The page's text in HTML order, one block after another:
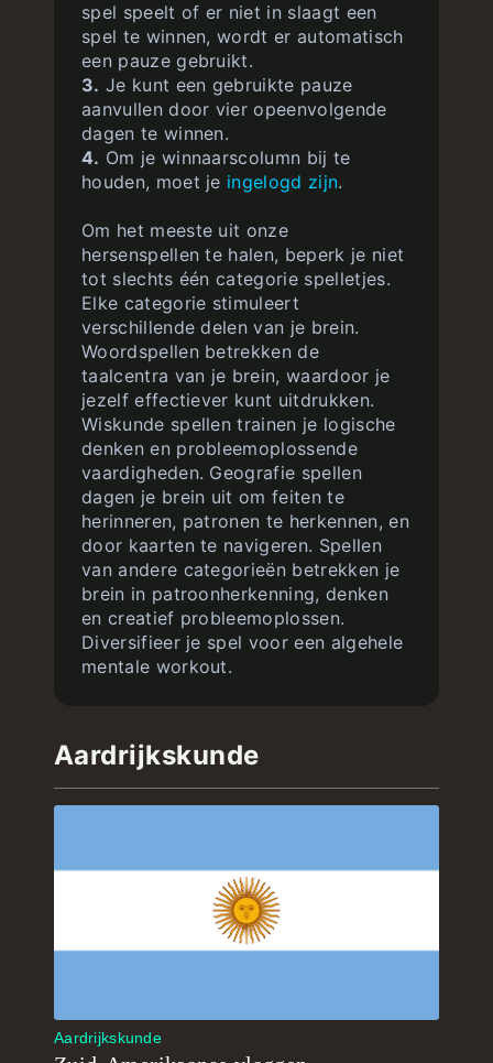
spel speelt of er niet in slaagt een
spel te winnen, wordt er automatisch
een pauze gebruikt.
3. Je kunt een gebruikte pauze
aanvullen door vier opeenvolgende
dagen te winnen.
4. Om je winnaarscolumn bij te
houden, moet je ingelogd zijn.
Om het meeste uit onze
hersenspellen te halen, beperk je niet
tot slechts één categorie spelletjes.
Elke categorie stimuleert
verschillende delen van je brein.
Woordspellen betrekken de
taalcentra van je brein, waardoor je
jezelf effectiever kunt uitdrukken.
Wiskunde spellen trainen je logische
denken en probleemoplossende
vaardigheden. Geografie spellen
dagen je brein uit om feiten te
herinneren, patronen te herkennen, en
door kaarten te navigeren. Spellen
van andere categorieën betrekken je
brein in patroonherkenning, denken
en creatief probleemoplossen.
Diversifieer je spel voor een algehele
mentale workout.
Aardrijkskunde
Aardrijkskunde